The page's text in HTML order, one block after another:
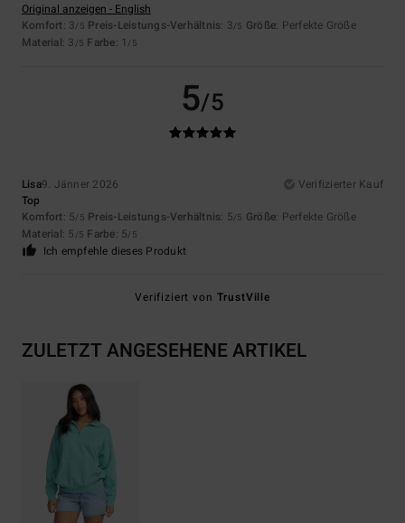
Original anzeigen - English
Komfort: 3/5 Preis-Leistungs-Verhältnis: 3/5 Größe: Perfekte Größe
Material: 3 /5 Farbe: 1 /5
5/5
Lisa9. Jänner 2026
Verifizierter Kauf
Top
Komfort: 5/5 Preis-Leistungs-Verhältnis: 5/5 Größe: Perfekte Größe
Material: 5 /5 Farbe: 5/5
Ich empfehle dieses Produkt
Verifiziert von TrustVille
ZULETZT ANGESEHENE ARTIKEL